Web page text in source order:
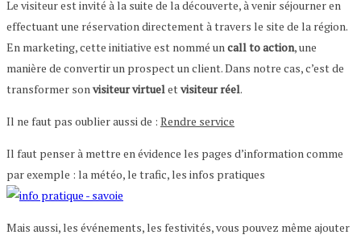
Le visiteur est invité à la suite de la découverte, à venir séjourner en
effectuant une réservation directement à travers le site de la région.
En marketing, cette initiative est nommé uncall to action, une
manière de convertir un prospect un client. Dans notre cas, c’est de
transformer sonvisiteur virtueletvisiteur réel.
Il ne faut pas oublier aussi de : Rendre service
Il faut penser à mettre en évidence les pages d’information comme
par exemple : la météo, le trafic, les infos pratiques
Mais aussi, les événements, les festivités, vous pouvez même ajouter